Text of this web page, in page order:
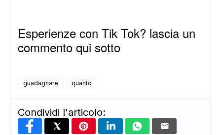
Esperienze con Tik Tok? lascia un
commento qui sotto
guadagnare quanto
Condividi l'articolo: